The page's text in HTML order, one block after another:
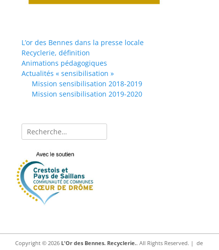
L’or des Bennes dans la presse locale
Recyclerie, définition
Animations pédagogiques
Actualités « sensibilisation »
Mission sensibilisation 2018-2019
Mission sensibilisation 2019-2020
Rechercher :
Copyright © 2026 L'Or des Bennes. Recyclerie.. All Rights Reserved. | de